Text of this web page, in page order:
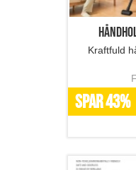
Kraftfuld
SPAR 43%